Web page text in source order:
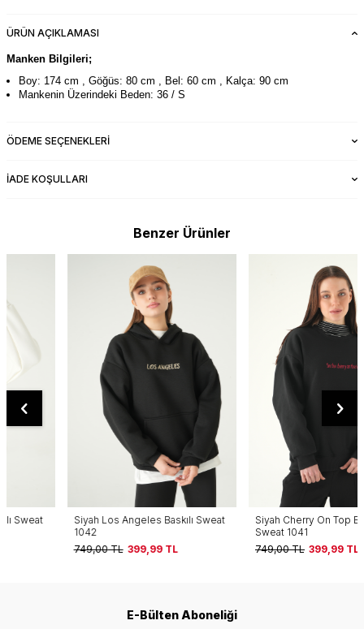
ÜRÜN AÇIKLAMASI
Manken Bilgileri;
Boy: 174 cm , Göğüs: 80 cm , Bel: 60 cm , Kalça: 90 cm
Mankenin Üzerindeki Beden: 36 / S
ÖDEME SEÇENEKLERI
İADE KOŞULLARI
Benzer Ürünler
Siyah Los Angeles Baskılı Sweat
399,99TL
Siyah Cherry On Top Baskılı
399,99TL
E-Bülten Aboneliği